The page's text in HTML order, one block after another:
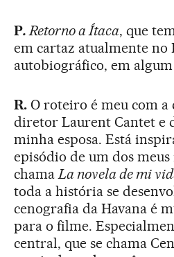
P.Retorno a Ítaca, que
em cartaz atualmente no
autobiográfico, em algum
R.O roteiro é meu com a
diretor Laurent Cantet e
minha esposa. Está
episódio de um dos meus
chamaLa novela de mi
toda a história se
cenografia da Havana é
para o filme.
central, que se chama